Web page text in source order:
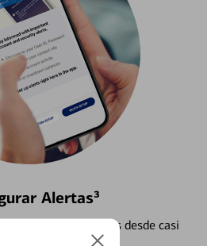
Alertas³
de sus finanzas desde casi